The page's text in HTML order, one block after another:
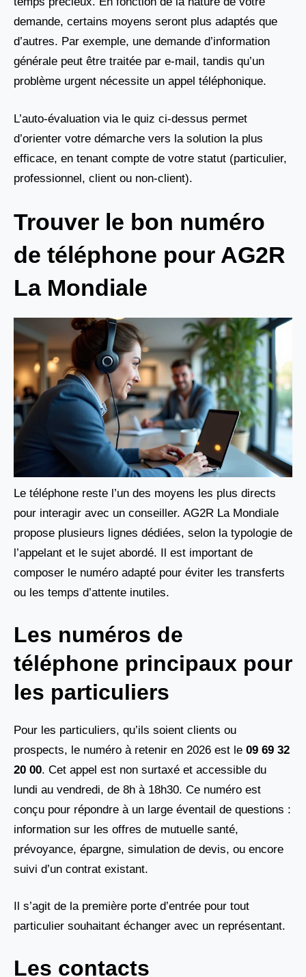
demande, certains moyens seront plus adaptés que
d’autres. Par exemple, une demande d’information
générale peut être traitée par e-mail, tandis qu’un
problème urgent nécessite un appel téléphonique.
L’auto-évaluation via le quiz ci-dessus permet
d’orienter votre démarche vers la solution la plus
efficace, en tenant compte de votre statut (particulier,
professionnel, client ou non-client).
Trouver le bon numéro
de téléphone pour AG2R
La Mondiale
Le téléphone reste l’un des moyens les plus directs
pour interagir avec un conseiller. AG2R La Mondiale
propose plusieurs lignes dédiées, selon la typologie de
l’appelant et le sujet abordé. Il est important de
composer le numéro adapté pour éviter les transferts
ou les temps d’attente inutiles.
Les numéros de
téléphone principaux pour
les particuliers
Pour les particuliers, qu’ils soient clients ou
prospects, le numéro à retenir en 2026 est le 09 69 32
20 00. Cet appel est non surtaxé et accessible du
lundi au vendredi, de 8h à 18h30. Ce numéro est
conçu pour répondre à un large éventail de questions :
information sur les offres de mutuelle santé,
prévoyance, épargne, simulation de devis, ou encore
suivi d’un contrat existant.
Il s’agit de la première porte d’entrée pour tout
particulier souhaitant échanger avec un représentant.
Les contacts